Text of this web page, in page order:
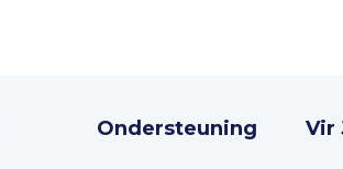
Ondersteuning Vir